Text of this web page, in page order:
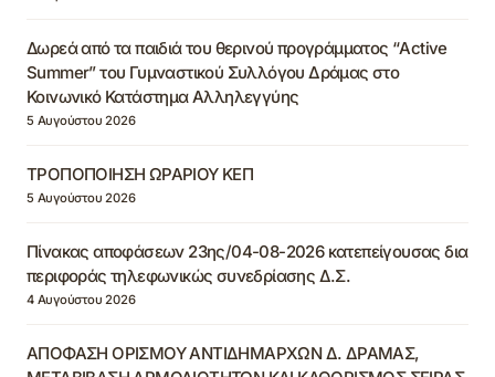
Δωρεά από τα παιδιά του θερινού προγράμματος “Active
Summer” του Γυμναστικού Συλλόγου Δράμας στο
Κοινωνικό Κατάστημα Αλληλεγγύης
5 Αυγούστου 2026
ΤΡΟΠΟΠΟΙΗΣΗ ΩΡΑΡΙΟΥ ΚΕΠ
5 Αυγούστου 2026
Πίνακας αποφάσεων 23ης/04-08-2026 κατεπείγουσας δια
περιφοράς τηλεφωνικώς συνεδρίασης Δ.Σ.
4 Αυγούστου 2026
ΑΠΟΦΑΣΗ ΟΡΙΣΜΟΥ ΑΝΤΙΔΗΜΑΡΧΩΝ Δ. ΔΡΑΜΑΣ,